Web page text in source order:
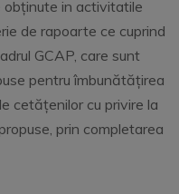
obținute in activitatile
de rapoarte ce cuprind
GCAP, care sunt
pentru îmbunătățirea
cetățenilor cu privire la
prin completarea